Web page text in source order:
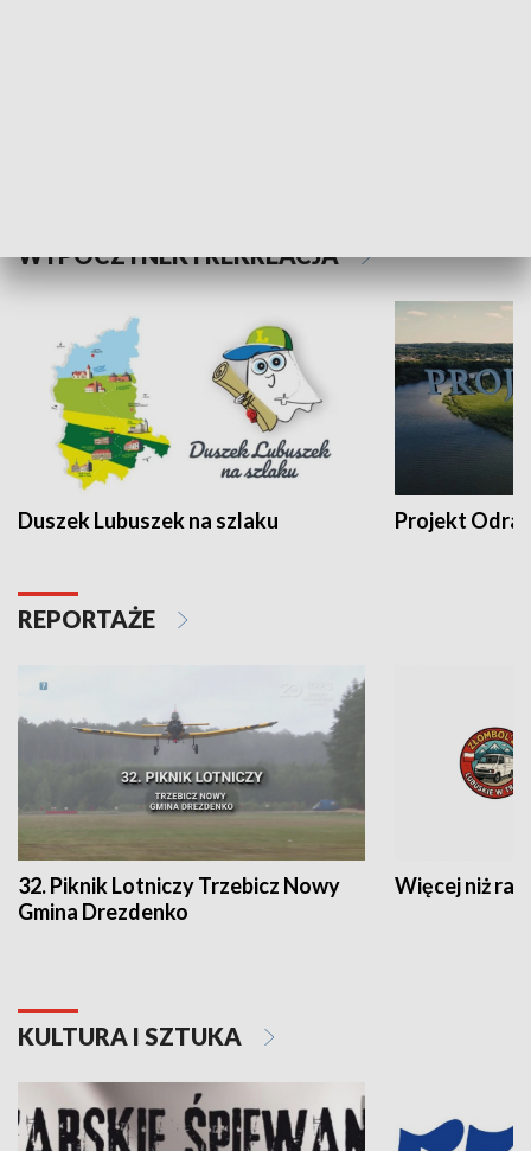
WYPOCZYNEK I REKREACJA
Duszek Lubuszek na szlaku Projekt Odra
REPORTAŻE
32. Piknik Lotniczy Trzebicz Nowy
Gmina Drezdenko
Więcej niż rajd
KULTURA I SZTUKA